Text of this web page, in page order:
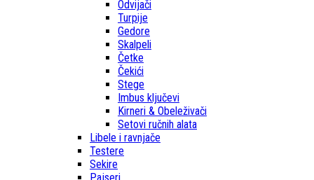
Odvijači
Turpije
Gedore
Skalpeli
Četke
Čekići
Stege
Imbus ključevi
Kirneri & Obeleživači
Setovi ručnih alata
Libele i ravnjače
Testere
Sekire